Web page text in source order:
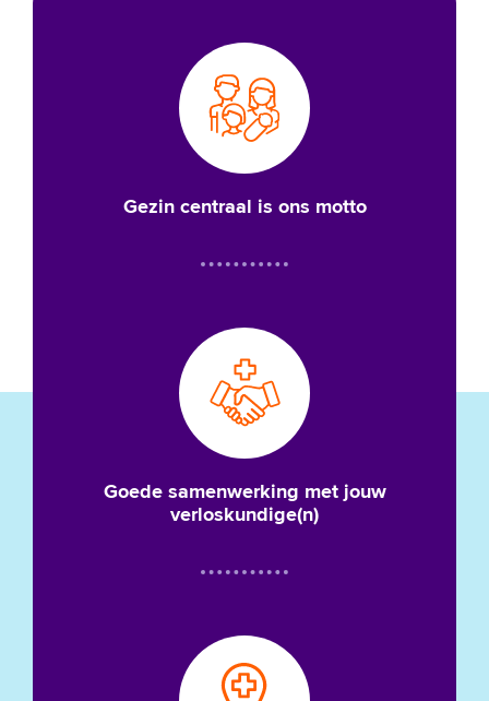
Gezin centraal is ons motto
Goede samenwerking met jouw
verloskundige(n)